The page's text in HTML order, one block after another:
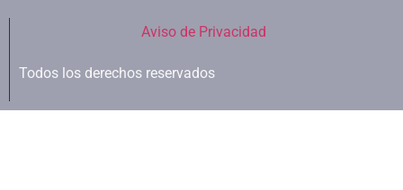
Aviso de Privacidad
Todos los derechos reservados